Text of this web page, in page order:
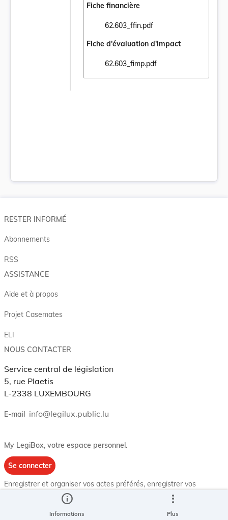
Fiche financière
62.603_ffin.pdf
Ouvrir le document 62.603_ffin.pdf dans
Fiche d'évaluation d'impact
62.603_fimp.pdf
Ouvrir le document 62.603_fimp.pdf dans
info
Informations
more_vert
Plus
RESTER INFORMÉ
Abonnements
RSS
ASSISTANCE
Aide et à propos
Projet Casemates
ELI
NOUS CONTACTER
Service central de législation
5, rue Plaetis
L-2338 LUXEMBOURG
E-mail info@legilux.public.lu
My LegiBox, votre espace personnel.
Se connecter
Enregistrer et organiser vos actes préférés, enregistrer vos
recherches, soyez alerté en cas de modification sur un document
qui vous intéresse.